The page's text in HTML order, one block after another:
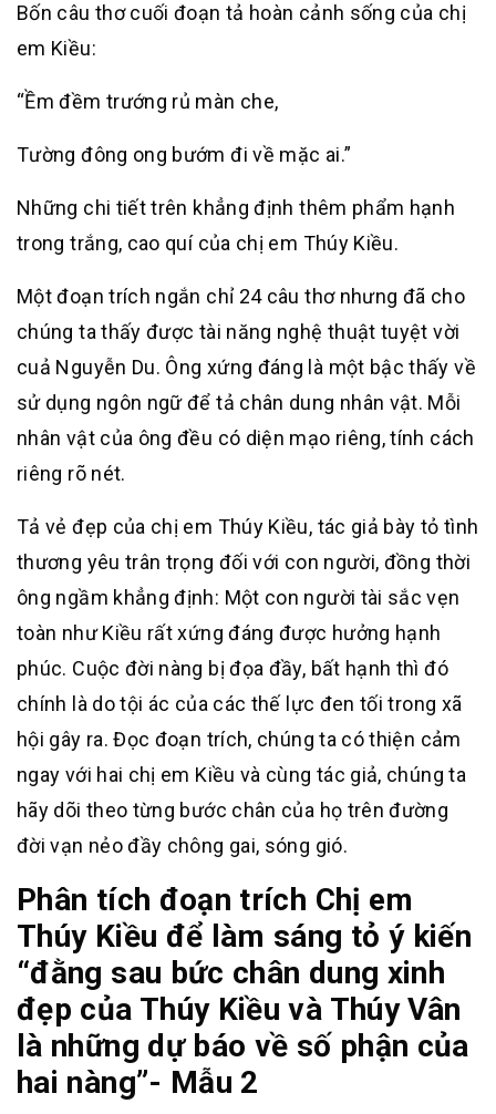
Bốn câu thơ cuối đoạn tả hoàn cảnh sống của chị
em Kiều:
“Ềm đềm trướng rủ màn che,
Tường đông ong bướm đi về mặc ai.”
Những chi tiết trên khẳng định thêm phẩm hạnh
trong trắng, cao quí của chị em Thúy Kiều.
Một đoạn trích ngắn chỉ 24 câu thơ nhưng đã cho
chúng ta thấy được tài năng nghệ thuật tuyệt vời
cuả Nguyễn Du. Ông xứng đáng là một bậc thấy về
sử dụng ngôn ngữ để tả chân dung nhân vật. Mỗi
nhân vật của ông đều có diện mạo riêng, tính cách
riêng rõ nét.
Tả vẻ đẹp của chị em Thúy Kiều, tác giả bày tỏ tình
thương yêu trân trọng đối với con người, đồng thời
ông ngầm khẳng định: Một con người tài sắc vẹn
toàn như Kiều rất xứng đáng được hưởng hạnh
phúc. Cuộc đời nàng bị đọa đầy, bất hạnh thì đó
chính là do tội ác của các thế lực đen tối trong xã
hội gây ra. Đọc đoạn trích, chúng ta có thiện cảm
ngay với hai chị em Kiều và cùng tác giả, chúng ta
hãy dõi theo từng bước chân của họ trên đường
đời vạn nẻo đầy chông gai, sóng gió.
Phân tích đoạn trích Chị em
Thúy Kiều để làm sáng tỏ ý kiến
“đằng sau bức chân dung xinh
đẹp của Thúy Kiều và Thúy Vân
là những dự báo về số phận của
hai nàng”- Mẫu 2